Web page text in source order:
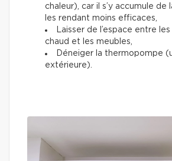
chaleur), car il s’y accumule de
les rendant moins efficaces,
Laisser de l’espace entre les
chaud et les meubles,
Déneiger la thermopompe
extérieure).